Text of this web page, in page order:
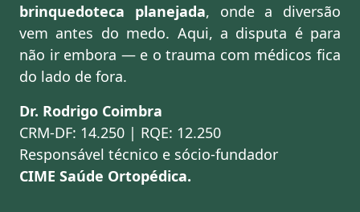
brinquedoteca planejada, onde a diversão
vem antes do medo. Aqui, a disputa é para
não ir embora — e o trauma com médicos fica
do lado de fora.
Dr. Rodrigo Coimbra
CRM-DF: 14.250 | RQE: 12.250
Responsável técnico e sócio-fundador
CIME Saúde Ortopédica.